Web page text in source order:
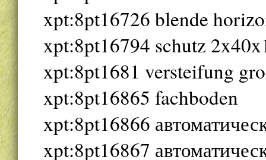
xpt:8pt16726 blende
xpt:8pt16794 schutz
xpt:8pt1681 versteifung
xpt:8pt16865 fachboden
xpt:8pt16866
xpt:8pt16867